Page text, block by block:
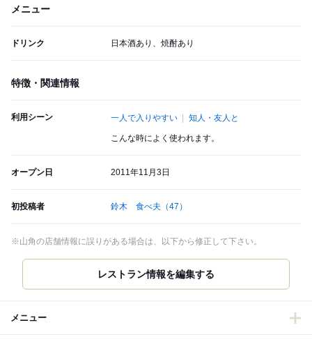
メニュー
ドリンク 日本酒あり、焼酎あり
特徴・関連情報
利用シーン 一人で入りやすい 知人・友人と
こんな時によく使われます。
オープン日 2011年11月3日
初投稿者 鈴木 食べ夫 （47）
※山角の店舗情報に誤りがある場合は、以下から修正して下さい。
メニュー